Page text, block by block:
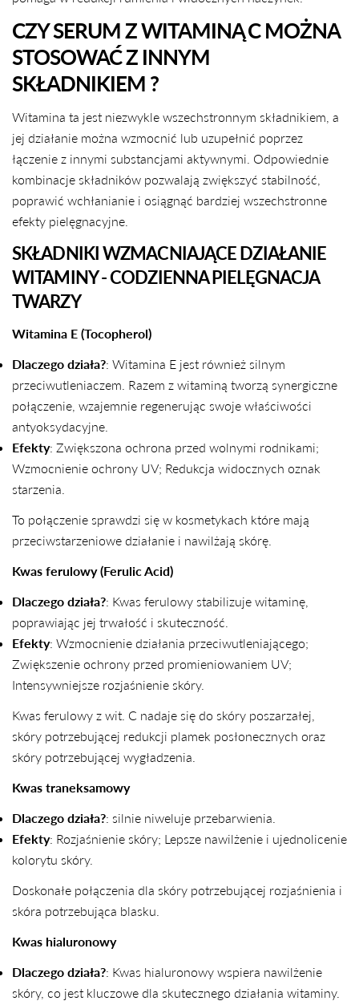
CZY SERUM Z WITAMINĄ C MOŻNA
STOSOWAĆ Z INNYM
SKŁADNIKIEM ?
Witamina ta jest niezwykle wszechstronnym składnikiem, a
jej działanie można wzmocnić lub uzupełnić poprzez
łączenie z innymi substancjami aktywnymi. Odpowiednie
kombinacje składników pozwalają zwiększyć stabilność,
poprawić wchłanianie i osiągnąć bardziej wszechstronne
efekty pielęgnacyjne.
SKŁADNIKI WZMACNIAJĄCE DZIAŁANIE
WITAMINY - CODZIENNA PIELĘGNACJA
TWARZY
Witamina E (Tocopherol)
Dlaczego działa?: Witamina E jest również silnym
przeciwutleniaczem. Razem z witaminą tworzą synergiczne
połączenie, wzajemnie regenerując swoje właściwości
antyoksydacyjne.
Efekty: Zwiększona ochrona przed wolnymi rodnikami;
Wzmocnienie ochrony UV; Redukcja widocznych oznak
starzenia.
To połączenie sprawdzi się w kosmetykach które mają
przeciwstarzeniowe działanie i nawilżają skórę.
Kwas ferulowy (Ferulic Acid)
Dlaczego działa?: Kwas ferulowy stabilizuje witaminę,
poprawiając jej trwałość i skuteczność.
Efekty: Wzmocnienie działania przeciwutleniającego;
Zwiększenie ochrony przed promieniowaniem UV;
Intensywniejsze rozjaśnienie skóry.
Kwas ferulowy z wit. C nadaje się do skóry poszarzałej,
skóry potrzebującej redukcji plamek posłonecznych oraz
skóry potrzebującej wygładzenia.
Kwas traneksamowy
Dlaczego działa?: silnie niweluje przebarwienia.
Efekty: Rozjaśnienie skóry; Lepsze nawilżenie i ujednolicenie
kolorytu skóry.
Doskonałe połączenia dla skóry potrzebującej rozjaśnienia i
skóra potrzebująca blasku.
Kwas hialuronowy
Dlaczego działa?: Kwas hialuronowy wspiera nawilżenie
skóry, co jest kluczowe dla skutecznego działania witaminy.
Udostępnij
Facebooku
Udostępnij
X
Przypnij
Pintereście